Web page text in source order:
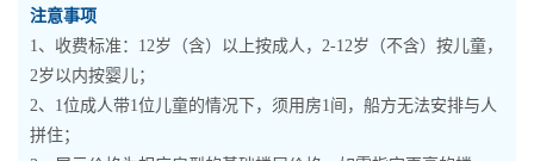
注意事项
1、收费标准：12岁（含）以上按成人，2-12岁（不含）按儿童，
2岁以内按婴儿；
2、1位成人带1位儿童的情况下，须用房1间，船方无法安排与人
拼住；